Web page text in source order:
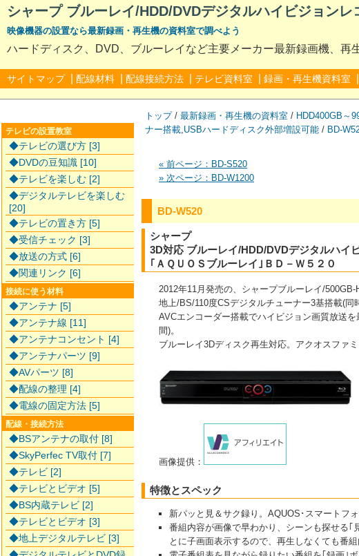
シャープ ブルーレイ/HDD/DVDデジタルハイビジョン
映像機器の設置なら最新録画・再生機の資料室で調べよう
ハードディスク、DVD、ブルーレイなど主要メーカー最新録画機、再
サイトマップ 配線材料 配線接続方法 テレビ資料室 録画・再生機資料室
トップ/ 最新録画・再生機の資料室 / HDD400GB～
ナー搭載,USBハードディスク外部増設可能 / BD-
« 前ページ：BD-S520
» 次ページ：BD-W1200
BD-W520
シャープ
3D対応 ブルーレイ/HDD/DVDデジタルハイ
｢ＡＱＵＯＳブルーレイ｣ＢＤ－Ｗ５２０
2012年11月発売の、シャープブルーレイ/
地上/BS/110度CSデジタルチューナー3基搭載(同
AVCエンコーダー搭載でハイビジョン画質放送
間)。
ブルーレイ3Dディスク再生対応。アクオスファ
画像提供：
特徴とスペック
新パッと見＆サク録り。AQUOS･スマートフ
番組内容が画像で早わかり、シーンも探せる
とに子画面表示するので、再生しなくても番
テレビの設置教室
◆テレビの選び方 [3]
◆DVDの豆知識 [10]
◆テレビを楽しむ [2]
◆デジタルテレビを楽しむ
[20]
◆テレビの置き方 [5]
◆受信チェック [3]
◆放送の方式 [6]
◆関連リンク [6]
接続に使う材料
◆アンテナ [5]
◆アンテナ線 [11]
◆アンテナコンセント [4]
◆アンテナパーツ [9]
◆AVパーツ [8]
◆配線の整理 [4]
◆電線の固定方法 [5]
配線・接続方法
◆BSアンテナの取付 [8]
◆SkyPerfec TV取付 [7]
◆テレビ [2]
◆テレビとビデオ [5]
◆BS内蔵テレビ [2]
◆テレビとビデオ [3]
◆地上デジタルテレビ [3]